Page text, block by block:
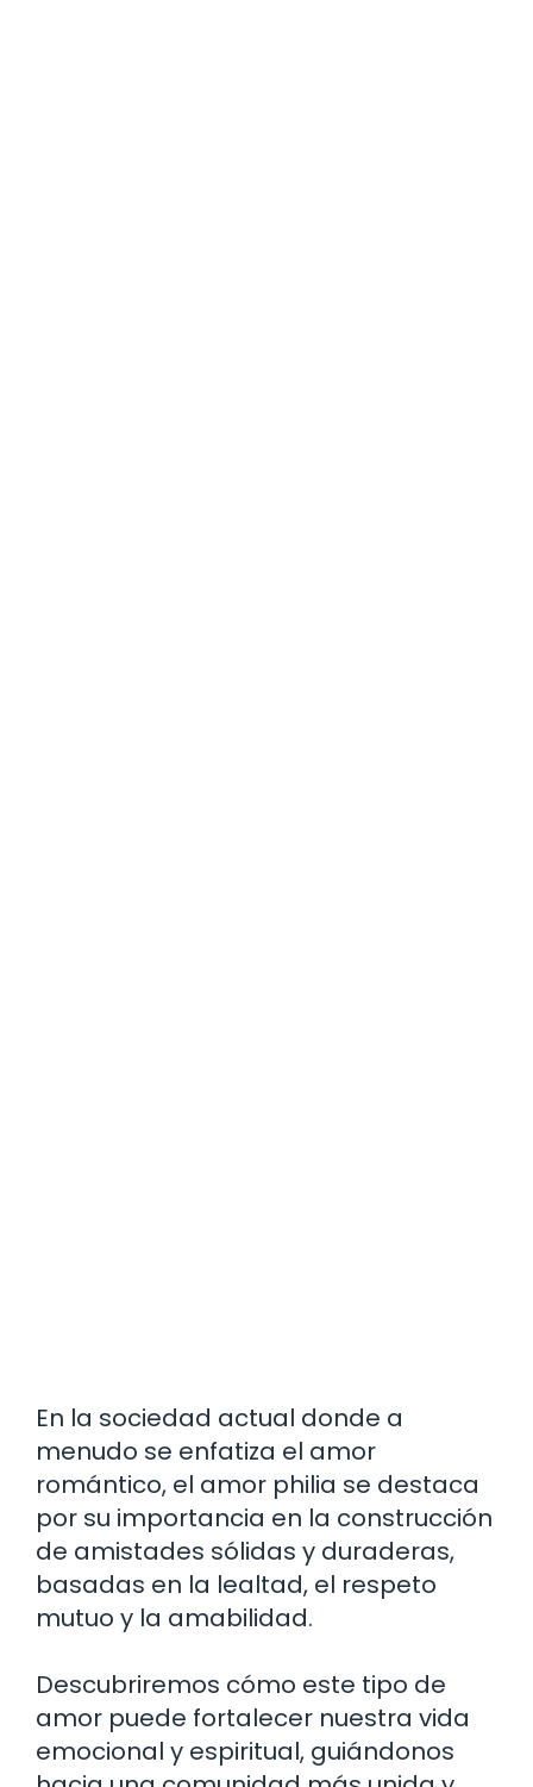
En la sociedad actual donde a
menudo se enfatiza el amor
romántico, el amor philia se destaca
por su importancia en la construcción
de amistades sólidas y duraderas,
basadas en la lealtad, el respeto
mutuo y la amabilidad.
Descubriremos cómo este tipo de
amor puede fortalecer nuestra vida
emocional y espiritual, guiándonos